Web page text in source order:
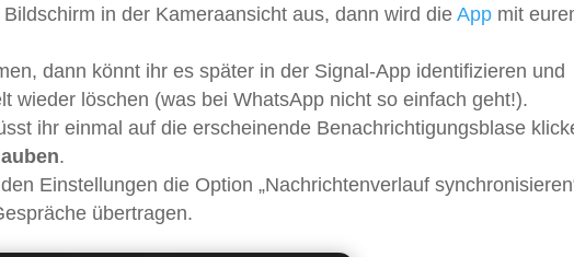
in der Kameraansicht aus, dann wird die App mit
dann könnt ihr es später in der Signal-App identifizieren und
wieder löschen (was bei WhatsApp nicht so einfach geht!).
ihr einmal auf die erscheinende Benachrichtigungsblase
.
Einstellungen die Option „Nachrichtenverlauf
übertragen.